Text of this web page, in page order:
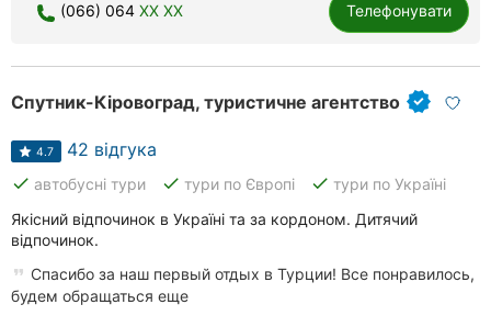
(066) 064 XX XX Телефонувати
Спутник-Кіровоград, туристичне агентство
4.7 42 відгука
done автобусні тури done тури по Європі done тури по Україні
Якісний відпочинок в Україні та за кордоном. Дитячий
відпочинок.
Спасибо за наш первый отдых в Турции! Все понравилось,
будем обращаться еще